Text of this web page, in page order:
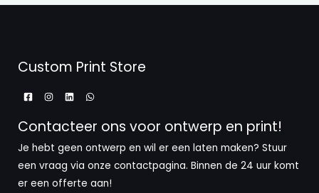
Custom Print Store
Contacteer ons voor ontwerp en print!
Je hebt geen ontwerp en wil er een laten maken? Stuur
een vraag via onze contactpagina. Binnen de 24 uur komt
er een offerte aan!